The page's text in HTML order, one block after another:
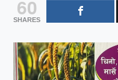
60
SHARES